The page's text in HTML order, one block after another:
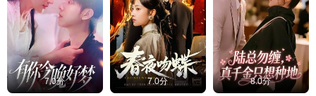
7.0分 7.0分 8.0分